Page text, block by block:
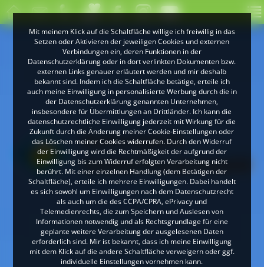
Mit meinem Klick auf die Schaltfläche willige ich freiwillig in das
Setzen oder Aktivieren der jeweiligen Cookies und externen
Verbindungen ein, deren Funktionen in der
Datenschutzerklärung oder in dort verlinkten Dokumenten bzw.
externen Links genauer erläutert werden und mir deshalb
bekannt sind. Indem ich die Schaltfläche betätige, erteile ich
auch meine Einwilligung in personalisierte Werbung durch die in
der Datenschutzerklärung genannten Unternehmen,
insbesondere für Übermittlungen an Drittländer. Ich kann die
datenschutzrechtliche Einwilligung jederzeit mit Wirkung für die
Zukunft durch die Änderung meiner Cookie-Einstellungen oder
das Löschen meiner Cookies widerrufen. Durch den Widerruf
der Einwilligung wird die Rechtmäßigkeit der aufgrund der
Einwilligung bis zum Widerruf erfolgten Verarbeitung nicht
berührt. Mit einer einzelnen Handlung (dem Betätigen der
Schaltfläche), erteile ich mehrere Einwilligungen. Dabei handelt
es sich sowohl um Einwilligungen nach dem Datenschutzrecht
als auch um die des CCPA/CPRA, ePrivacy und
Telemedienrechts, die zum Speichern und Auslesen von
Informationen notwendig und als Rechtsgrundlage für eine
geplante weitere Verarbeitung der ausgelesenen Daten
erforderlich sind. Mir ist bekannt, dass ich meine Einwilligung
mit dem Klick auf die andere Schaltfläche verweigern oder ggf.
individuelle Einstellungen vornehmen kann.